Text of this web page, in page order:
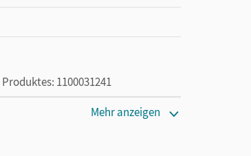
1100031241
Mehr anzeigen